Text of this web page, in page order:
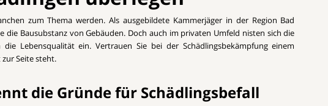
zum Thema werden. Als ausgebildete Kammerjäger in der Region Bad
Bausubstanz von Gebäuden. Doch auch im privaten Umfeld nisten sich die
Lebensqualität ein. Vertrauen Sie bei der Schädlingsbekämpfung einem
Seite steht.
die Gründe für Schädlingsbefall